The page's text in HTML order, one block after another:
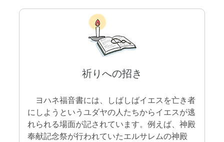
祈りへの招き
ヨハネ福音書には、しばしばイエスを亡き者
にしようというユダヤの人たちからイエスが逃
れられる場面が記されています。例えば、神殿
奉献記念祭が行われていたエルサレムの神殿